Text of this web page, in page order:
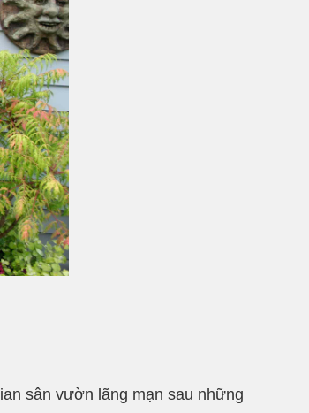
sân vườn lãng mạn sau những